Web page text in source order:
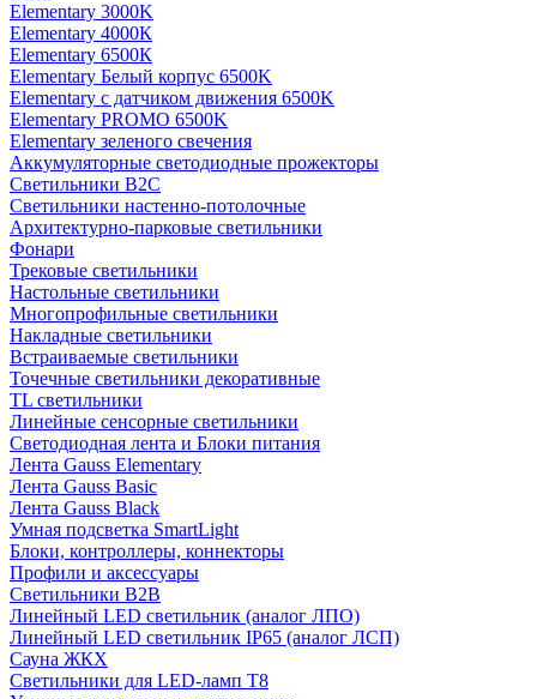
Elementary 3000K
Elementary 4000К
Elementary 6500К
Elementary Белый корпус 6500K
Elementary с датчиком движения 6500K
Elementary PROMO 6500K
Elementary зеленого свечения
Аккумуляторные светодиодные прожекторы
Светильники B2C
Светильники настенно-потолочные
Архитектурно-парковые светильники
Фонари
Трековые светильники
Настольные светильники
Многопрофильные светильники
Накладные светильники
Встраиваемые светильники
Точечные светильники декоративные
TL светильники
Линейные сенсорные светильники
Светодиодная лента и Блоки питания
Лента Gauss Elementary
Лента Gauss Basic
Лента Gauss Black
Умная подсветка SmartLight
Блоки, контроллеры, коннекторы
Профили и аксессуары
Светильники B2B
Линейный LED светильник (аналог ЛПО)
Линейный LED светильник IP65 (аналог ЛСП)
Сауна ЖКХ
Светильники для LED-ламп T8